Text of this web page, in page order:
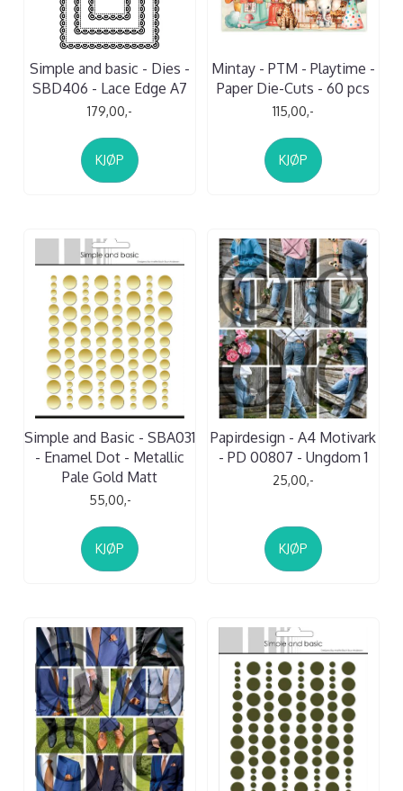
Simple and basic - Dies -
SBD406 - Lace Edge A7
179,00,-
KJØP
Mintay - PTM - Playtime -
Paper Die-Cuts - 60 pcs
115,00,-
KJØP
Simple and Basic - SBA031
- Enamel Dot - Metallic
Pale Gold Matt
55,00,-
KJØP
Papirdesign - A4 Motivark
- PD 00807 - Ungdom 1
25,00,-
KJØP